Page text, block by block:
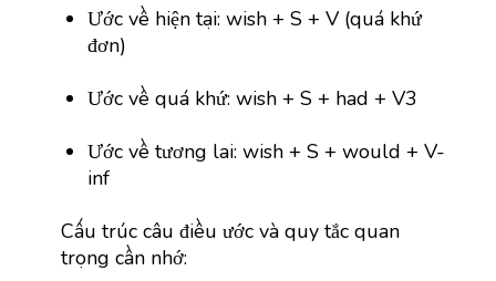
Ước về hiện tại: wish + S + V (quá khứ
đơn)
Ước về quá khứ: wish + S + had + V3
Ước về tương lai: wish + S + would + V-
inf
Cấu trúc câu điều ước và quy tắc quan
trọng cần nhớ: